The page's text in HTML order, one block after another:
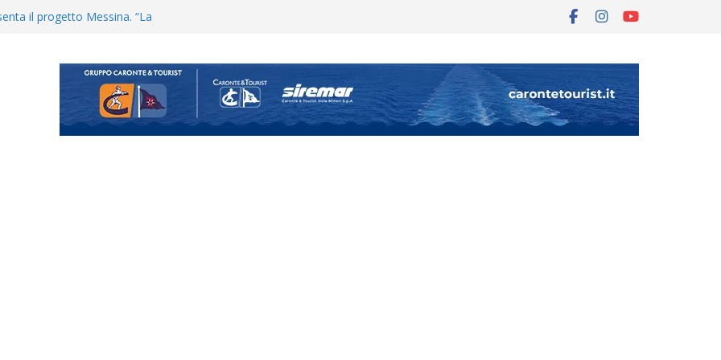
il progetto Messina. “La
e Kamarat restano in
si alzano i ritmi tra lavoro
“Mondo Messina